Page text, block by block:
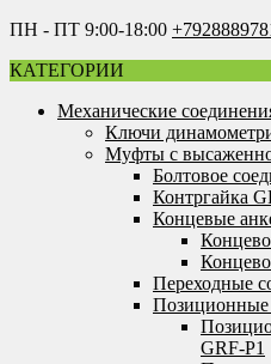
ПН - ПТ 9:00-18:00
КАТЕГОРИИ
Механические
Ключи
Муфты с
Болтовое
Контргайка
Концевые
Переходные
Позиционные
GRF-P1